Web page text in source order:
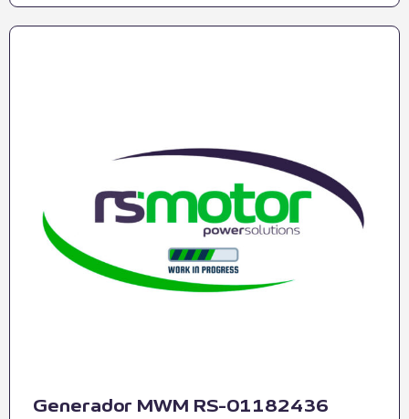
Generador MWM RS-01182436